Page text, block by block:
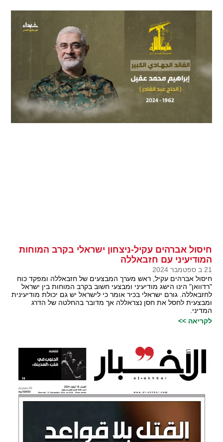
חיסול אברהים עקיל-ניצחון ישראלי בקרב המוחות
המודיעיני עם חזבאללה
21 ב ספטמבר 2024
חיסול אברהים עקיל, ראש מערך המבצעים של חזבאללה ומפקד כוח
"רדוואן" הינו הישג מודיעיני ומבצעי חשוב בקרב המוחות בין ישראל
לחזבאללה. גורם ישראלי בכיר אומר כי לישראל יש גם יכולת מודיעינית
ומבצעית לחסל את חסן נצראללה אך מדובר בהחלטה של הדרג
המדיני.
לקריאה >>